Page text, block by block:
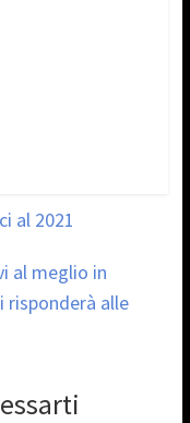
al 2021
al meglio in
risponderà alle